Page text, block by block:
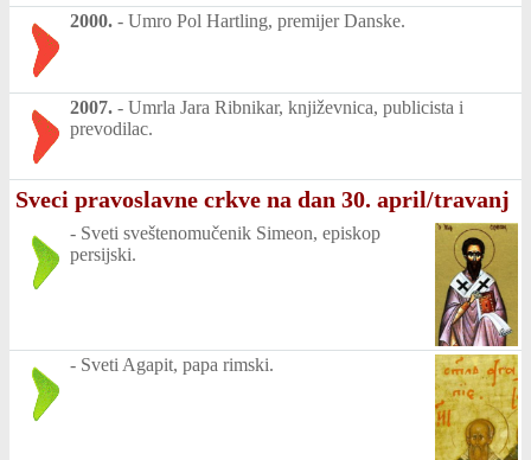
2000. - Umro Pol Hartling, premijer Danske.
2007. - Umrla Jara Ribnikar, književnica, publicista i
prevodilac.
Sveci pravoslavne crkve na dan 30. april/travanj
- Sveti sveštenomučenik Simeon, episkop
persijski.
- Sveti Agapit, papa rimski.